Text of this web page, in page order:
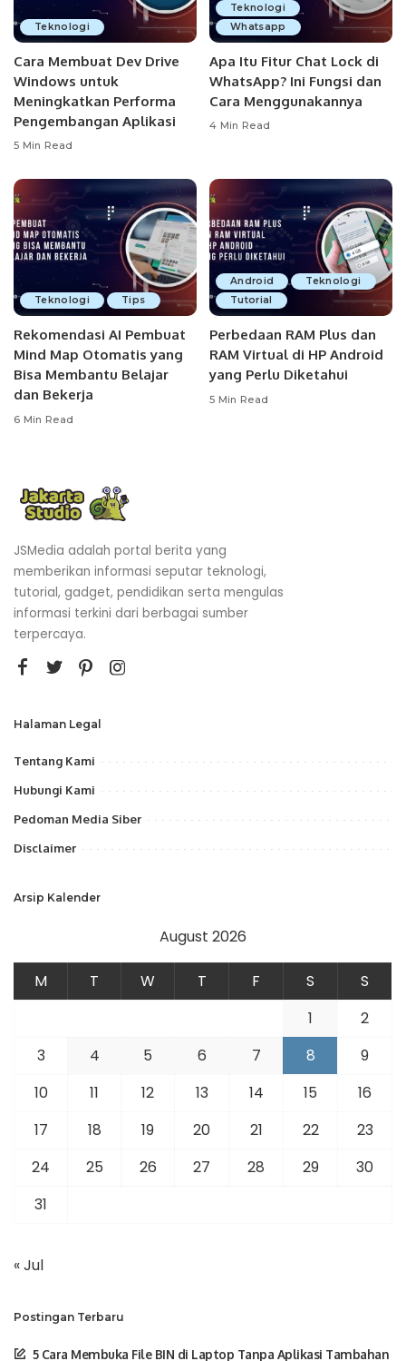
Teknologi
Cara Membuat Dev Drive
Windows untuk
Meningkatkan Performa
Pengembangan Aplikasi
5 Min Read
Teknologi
Whatsapp
Apa Itu Fitur Chat Lock di
WhatsApp? Ini Fungsi dan
Cara Menggunakannya
4 Min Read
Teknologi Tips
Rekomendasi AI Pembuat
Mind Map Otomatis yang
Bisa Membantu Belajar
dan Bekerja
6 Min Read
Android
Teknologi
Tutorial
Perbedaan RAM Plus dan
RAM Virtual di HP Android
yang Perlu Diketahui
5 Min Read
JSMedia adalah portal berita yang
memberikan informasi seputar teknologi,
tutorial, gadget, pendidikan serta mengulas
informasi terkini dari berbagai sumber
terpercaya.
Halaman Legal
Tentang Kami
Hubungi Kami
Pedoman Media Siber
Disclaimer
Arsip Kalender
August 2026
M T W T F S
S
1
2
3
4 5 6 7 8
9
10
11 12 13 14 15
16
17
18 19 20 21 22
23
24
25 26 27 28 29
30
31
« Jul
Postingan Terbaru
5 Cara Membuka File BIN di Laptop Tanpa Aplikasi Tambahan